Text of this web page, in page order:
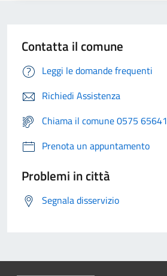
Contatta il comune
Leggi le domande frequenti
Richiedi Assistenza
Chiama il comune 0575 65641
Prenota un appuntamento
Problemi in città
Segnala disservizio